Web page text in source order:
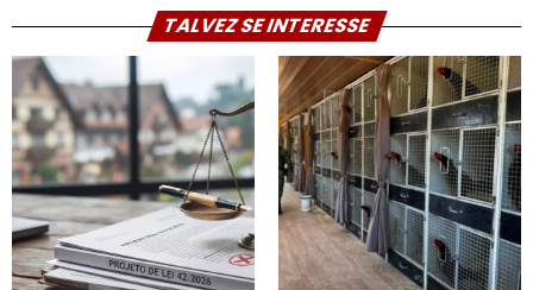
TALVEZ SE INTERESSE